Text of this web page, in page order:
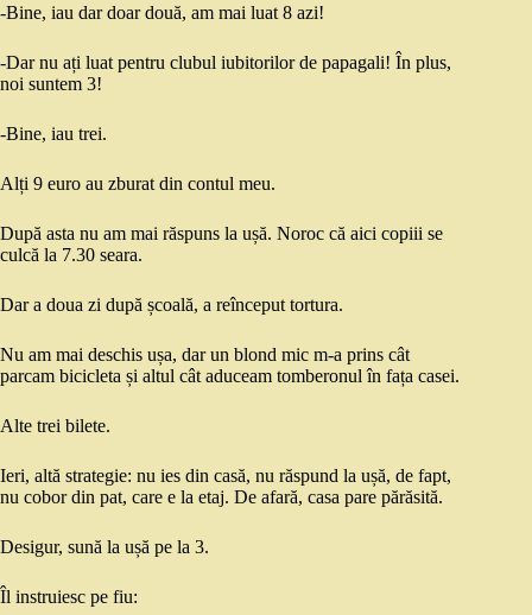
-Bine, iau dar doar două, am mai luat 8 azi!
-Dar nu ați luat pentru clubul iubitorilor de papagali! În plus,
noi suntem 3!
-Bine, iau trei.
Alți 9 euro au zburat din contul meu.
După asta nu am mai răspuns la ușă. Noroc că aici copiii se
culcă la 7.30 seara.
Dar a doua zi după școală, a reînceput tortura.
Nu am mai deschis ușa, dar un blond mic m-a prins cât
parcam bicicleta și altul cât aduceam tomberonul în fața casei.
Alte trei bilete.
Ieri, altă strategie: nu ies din casă, nu răspund la ușă, de fapt,
nu cobor din pat, care e la etaj. De afară, casa pare părăsită.
Desigur, sună la ușă pe la 3.
Îl instruiesc pe fiu: